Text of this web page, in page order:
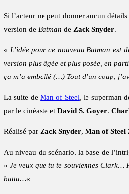
Si l’acteur ne peut donner aucun
version de Batman de Zack Snyder.
« L’idée pour ce nouveau Batman est
version plus âgée et plus posée, en
ça m’a emballé (…) Tout d’un coup,
La suite deMan of Steel, le superman
par le cinéaste et David S. Goyer.
Réalisé par Zack Snyder, Man of Steel
Au niveau du scénario, la base de
«Je veux que tu te souviennes Clark…
battu…«